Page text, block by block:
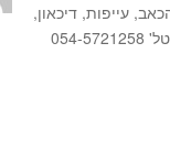
עייפות, דיכאון,
בעיות נשים, פוריות, הרזיה ועוד. למרפאות רפא סניפים בתל אביב וראשל"צ. טל' 054-5721258